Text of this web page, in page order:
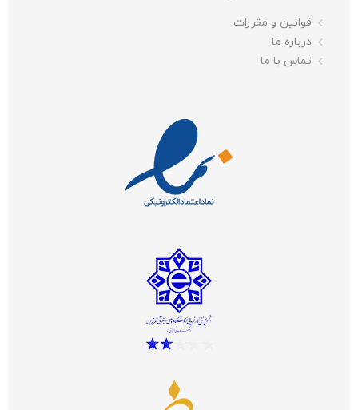
قوانین و مقررات
درباره ما
تماس با ما